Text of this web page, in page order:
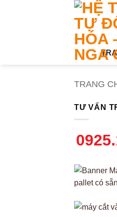
TRANG
TƯ VẤN